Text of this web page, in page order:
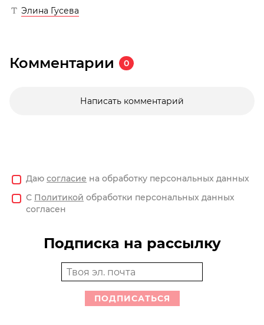
Элина Гусева
Комментарии 0
Написать комментарий
Даю согласие на обработку персональных данных
С Политикой обработки персональных данных
согласен
Подписка на рассылку
ПОДПИСАТЬСЯ